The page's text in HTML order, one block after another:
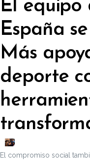
El equipo
España
Más
deporte
El compromiso social